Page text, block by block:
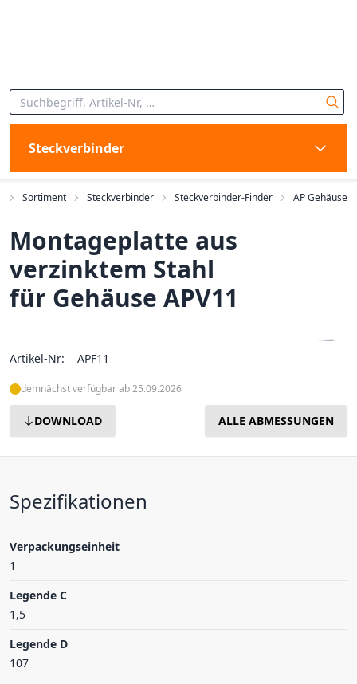
Steckverbinder
Sortiment Steckverbinder Steckverbinder-Finder AP Gehäuse
Montageplatte aus
verzinktem Stahl
für Gehäuse APV11
Artikel-Nr: APF11
demnächst verfügbar ab 25.09.2026
DOWNLOAD ALLE ABMESSUNGEN
Spezifikationen
Verpackungseinheit
1
Legende C
1,5
Legende D
107